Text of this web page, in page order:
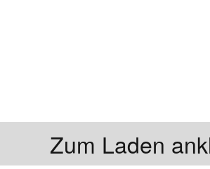
Zum Laden